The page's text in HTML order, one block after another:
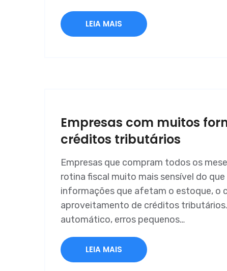
LEIA MAIS
Empresas com muitos
créditos tributários
Empresas que compram todos os
rotina fiscal muito mais sensível do
informações que afetam o estoque, o
aproveitamento de créditos
automático, erros pequenos…
LEIA MAIS